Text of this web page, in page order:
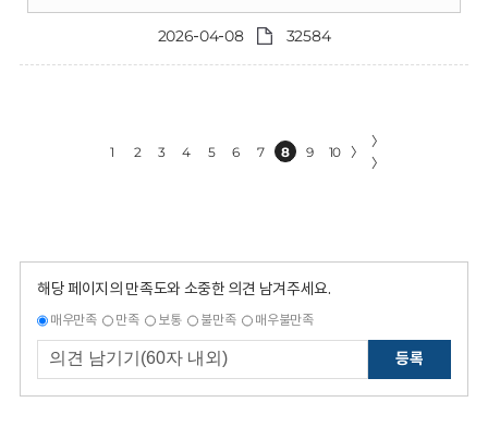
2026-04-08 32584
1 2 3 4 5 6 7 8 9 10 〉
〉
〉
해당 페이지의 만족도와 소중한 의견 남겨주세요.
매우만족 만족 보통 불만족 매우불만족
등록